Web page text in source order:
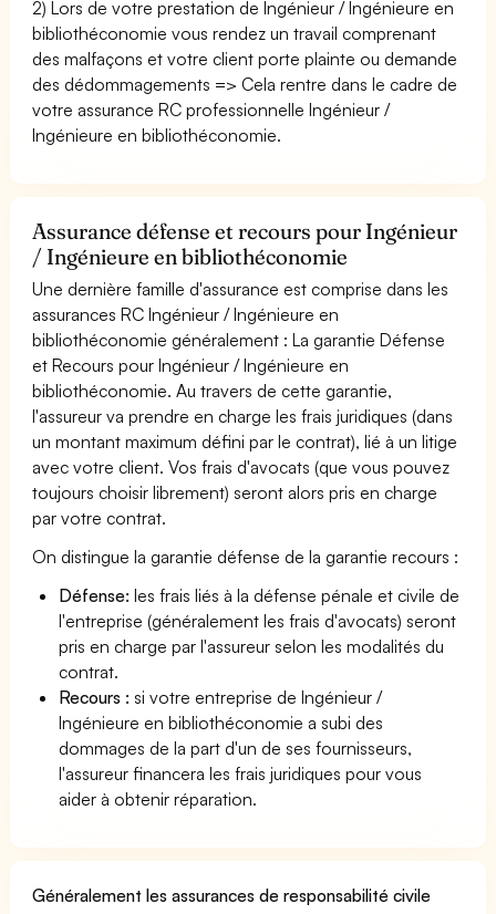
2) Lors de votre prestation de Ingénieur / Ingénieure en
bibliothéconomie vous rendez un travail comprenant
des malfaçons et votre client porte plainte ou demande
des dédommagements => Cela rentre dans le cadre de
votre assurance RC professionnelle Ingénieur /
Ingénieure en bibliothéconomie.
Assurance défense et recours pour Ingénieur
/ Ingénieure en bibliothéconomie
Une dernière famille d'assurance est comprise dans les
assurances RC Ingénieur / Ingénieure en
bibliothéconomie généralement : La garantie Défense
et Recours pour Ingénieur / Ingénieure en
bibliothéconomie. Au travers de cette garantie,
l'assureur va prendre en charge les frais juridiques (dans
un montant maximum défini par le contrat), lié à un litige
avec votre client. Vos frais d'avocats (que vous pouvez
toujours choisir librement) seront alors pris en charge
par votre contrat.
On distingue la garantie défense de la garantie recours :
Défense: les frais liés à la défense pénale et civile de
l'entreprise (généralement les frais d'avocats) seront
pris en charge par l'assureur selon les modalités du
contrat.
Recours : si votre entreprise de Ingénieur /
Ingénieure en bibliothéconomie a subi des
dommages de la part d'un de ses fournisseurs,
l'assureur financera les frais juridiques pour vous
aider à obtenir réparation.
Généralement les assurances de responsabilité civile